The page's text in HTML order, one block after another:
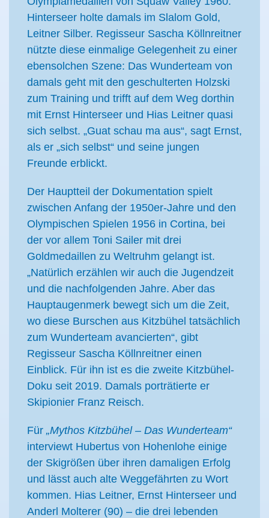
Hinterseer holte damals im Slalom Gold,
Leitner Silber. Regisseur Sascha Köllnreitner
nützte diese einmalige Gelegenheit zu einer
ebensolchen Szene: Das Wunderteam von
damals geht mit den geschulterten Holzski
zum Training und trifft auf dem Weg dorthin
mit Ernst Hinterseer und Hias Leitner quasi
sich selbst. „Guat schau ma aus“, sagt Ernst,
als er „sich selbst“ und seine jungen
Freunde erblickt.
Der Hauptteil der Dokumentation spielt
zwischen Anfang der 1950er-Jahre und den
Olympischen Spielen 1956 in Cortina, bei
der vor allem Toni Sailer mit drei
Goldmedaillen zu Weltruhm gelangt ist.
„Natürlich erzählen wir auch die Jugendzeit
und die nachfolgenden Jahre. Aber das
Hauptaugenmerk bewegt sich um die Zeit,
wo diese Burschen aus Kitzbühel tatsächlich
zum Wunderteam avancierten“, gibt
Regisseur Sascha Köllnreitner einen
Einblick. Für ihn ist es die zweite Kitzbühel-
Doku seit 2019. Damals porträtierte er
Skipionier Franz Reisch.
Für „Mythos Kitzbühel – Das Wunderteam“
interviewt Hubertus von Hohenlohe einige
der Skigrößen über ihren damaligen Erfolg
und lässt auch alte Weggefährten zu Wort
kommen. Hias Leitner, Ernst Hinterseer und
Anderl Molterer (90) – die drei lebenden